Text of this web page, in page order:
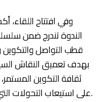
وفي افتتاح اللقاء،
الندوة تندرج ضمن
قطب التواصل
بهدف تعميق النقاش
ثقافة التكوين
على استيعاب التحولات التي يعرفها المشهد السياسي الوطني.